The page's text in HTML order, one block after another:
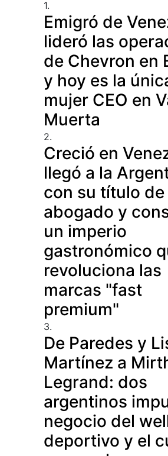
1.
Emigró de
lideró las
de Chevron en
y hoy es la
mujer CEO en
Muerta
2.
Creció en
llegó a la
con su título de
abogado y
un imperio
gastronómico
revoluciona las
marcas "fast
premium"
3.
De Paredes y
Martínez a
Legrand: dos
argentinos
negocio del
deportivo y el